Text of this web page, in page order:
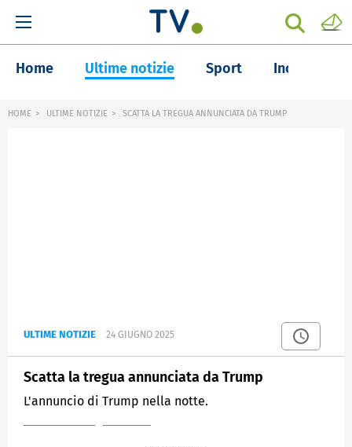
Home Ultime notizie Sport Inchieste
HOME ULTIME NOTIZIE SCATTA LA TREGUA ANNUNCIATA DA TRUMP
ULTIME NOTIZIE 24 GIUGNO 2025
Scatta la tregua annunciata da Trump
L'annuncio di Trump nella notte.